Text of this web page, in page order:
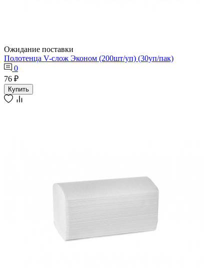
Ожидание поставки
Полотенца V-слож Эконом (200шт/уп) (30уп/пак)
0
76 ₽
Купить